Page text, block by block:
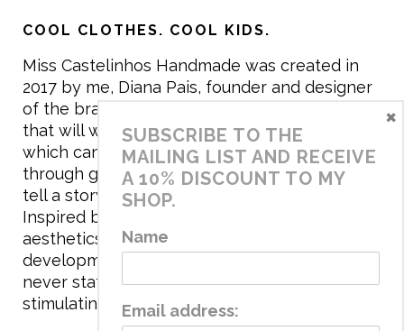
COOL CLOTHES. COOL KIDS.
Miss Castelinhos Handmade was created in
2017 by me, Diana Pais, founder and designer
of the brand. My mission is to create clothing
that will withstand the daily life of children,
which can be inherited and carry memories
through generations. I believe that if clothes
tell a story, it will be harder to throw it away…
Inspired by games and applying to the
aesthetics the principles of child
development, the brand has a universe that is
never static, promoting free play and
stimulating all the senses.
SUBSCRIBE TO THE
MAILING LIST AND RECEIVE
A 10% DISCOUNT TO MY
SHOP.
Name
Email address:
×